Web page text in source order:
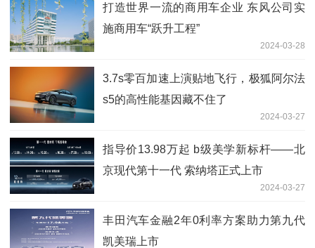
打造世界一流的商用车企业 东风公司实
施商用车“跃升工程”
2024-03-28
3.7s零百加速上演贴地飞行，极狐阿尔法
s5的高性能基因藏不住了
2024-03-27
指导价13.98万起 b级美学新标杆——北
京现代第十一代 索纳塔正式上市
2024-03-27
丰田汽车金融2年0利率方案助力第九代
凯美瑞上市